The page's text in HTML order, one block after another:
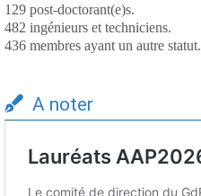
129 post-doctorant(e)s.
482 ingénieurs et techniciens.
436 membres ayant un autre statut.
A noter